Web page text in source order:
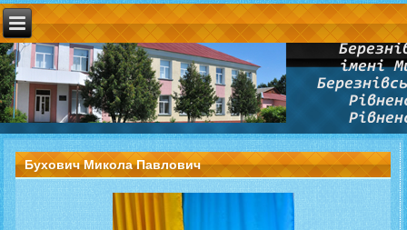
Бухович Микола Павлович